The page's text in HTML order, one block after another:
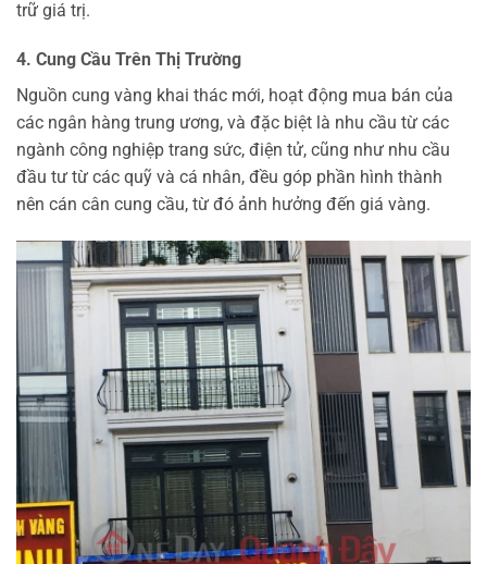
trữ giá trị.
4. Cung Cầu Trên Thị Trường
Nguồn cung vàng khai thác mới, hoạt động mua bán của
các ngân hàng trung ương, và đặc biệt là nhu cầu từ các
ngành công nghiệp trang sức, điện tử, cũng như nhu cầu
đầu tư từ các quỹ và cá nhân, đều góp phần hình thành
nên cán cân cung cầu, từ đó ảnh hưởng đến giá vàng.